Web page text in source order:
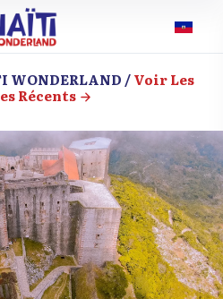
WONDERLAND /Voir Les
Récents